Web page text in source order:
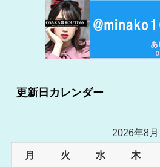
更新日カレンダー
2026年8月
月 火 水 木